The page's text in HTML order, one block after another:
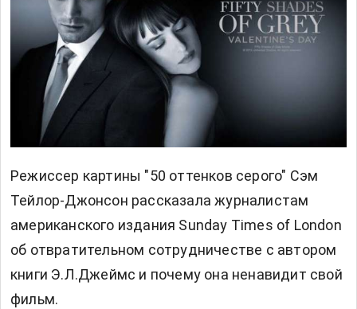
Режиссер картины "50 оттенков серого" Сэм
Тейлор-Джонсон рассказала журналистам
американского издания Sunday Times of London
об отвратительном сотрудничестве с автором
книги Э.Л.Джеймс и почему она ненавидит свой
фильм.